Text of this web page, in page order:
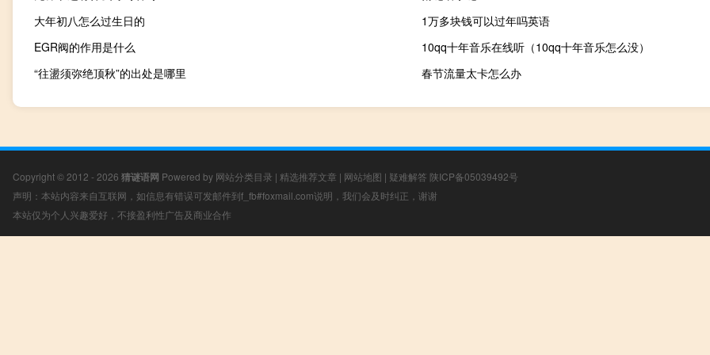
大年初八怎么过生日的
1万多块钱可以过年吗英语
EGR阀的作用是什么
10qq十年音乐在线听（10qq十年音乐怎么没）
“往盪须弥绝顶秋”的出处是哪里
春节流量太卡怎么办
Copyright © 2012 - 2026 猜谜语网 Powered by 网站分类目录 | 精选推荐文章 | 网站地图 | 疑难解答 陕ICP备05039492号
声明：本站内容来自互联网，如信息有错误可发邮件到f_fb#foxmail.com说明，我们会及时纠正，谢谢
本站仅为个人兴趣爱好，不接盈利性广告及商业合作